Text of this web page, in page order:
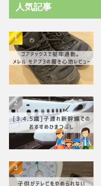
人気記事